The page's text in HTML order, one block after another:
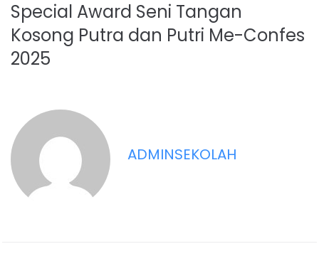
Special Award Seni Tangan
Kosong Putra dan Putri Me-Confes
2025
ADMINSEKOLAH